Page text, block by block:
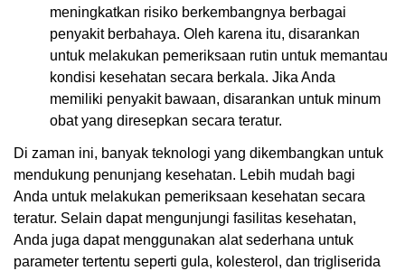
meningkatkan risiko berkembangnya berbagai
penyakit berbahaya. Oleh karena itu, disarankan
untuk melakukan pemeriksaan rutin untuk memantau
kondisi kesehatan secara berkala. Jika Anda
memiliki penyakit bawaan, disarankan untuk minum
obat yang diresepkan secara teratur.
Di zaman ini, banyak teknologi yang dikembangkan untuk
mendukung penunjang kesehatan. Lebih mudah bagi
Anda untuk melakukan pemeriksaan kesehatan secara
teratur. Selain dapat mengunjungi fasilitas kesehatan,
Anda juga dapat menggunakan alat sederhana untuk
parameter tertentu seperti gula, kolesterol, dan trigliserida